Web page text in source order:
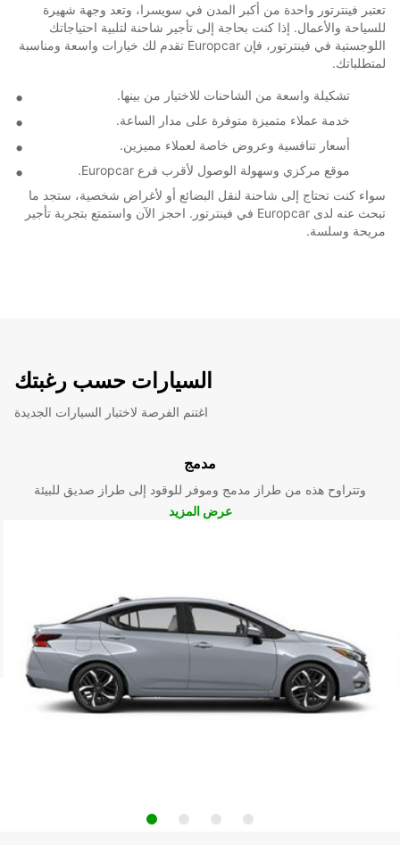
تعتبر فينترتور واحدة من أكبر المدن في سويسرا، وتعد وجهة شهيرة
للسياحة والأعمال. إذا كنت بحاجة إلى تأجير شاحنة لتلبية احتياجاتك
اللوجستية في فينترتور، فإن Europcar تقدم لك خيارات واسعة ومناسبة
لمتطلباتك.
تشكيلة واسعة من الشاحنات للاختيار من بينها.
خدمة عملاء متميزة متوفرة على مدار الساعة.
أسعار تنافسية وعروض خاصة لعملاء مميزين.
موقع مركزي وسهولة الوصول لأقرب فرع Europcar.
سواء كنت تحتاج إلى شاحنة لنقل البضائع أو لأغراض شخصية، ستجد ما
تبحث عنه لدى Europcar في فينترتور. احجز الآن واستمتع بتجربة تأجير
مريحة وسلسة.
السيارات حسب رغبتك
اغتنم الفرصة لاختبار السيارات الجديدة
مدمج
وتتراوح هذه من طراز مدمج وموفر للوقود إلى طراز صديق للبيئة
عرض المزيد